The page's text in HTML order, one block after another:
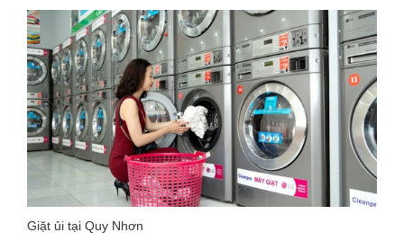
Giặt ủi tại Quy Nhơn